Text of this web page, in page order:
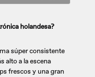
holandesa?
súper consistente
alto a la escena
frescos y una gran